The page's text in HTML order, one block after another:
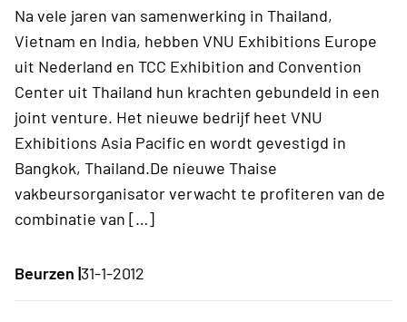
Na vele jaren van samenwerking in Thailand,
Vietnam en India, hebben VNU Exhibitions Europe
uit Nederland en TCC Exhibition and Convention
Center uit Thailand hun krachten gebundeld in een
joint venture. Het nieuwe bedrijf heet VNU
Exhibitions Asia Pacific en wordt gevestigd in
Bangkok, Thailand.De nieuwe Thaise
vakbeursorganisator verwacht te profiteren van de
combinatie van […]
Beurzen |31-1-2012